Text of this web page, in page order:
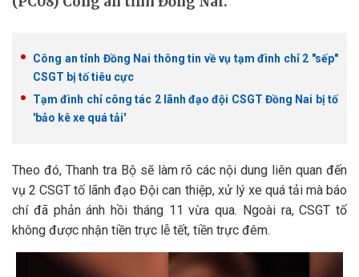
Công an tỉnh Đồng Nai thông tin về vụ tạm đình chỉ 2 "sếp"
CSGT bị tố tiêu cực
Tạm đình chỉ công tác 2 lãnh đạo đội CSGT Đồng Nai bị tố
'bảo kê xe quá tải'
Theo đó, Thanh tra Bộ sẽ làm rõ các nội dung liên quan đến
vụ 2 CSGT tố lãnh đạo Đội can thiệp, xử lý xe quá tải mà báo
chí đã phản ánh hồi tháng 11 vừa qua. Ngoài ra, CSGT tố
không được nhận tiền trực lễ tết, tiền trực đêm.